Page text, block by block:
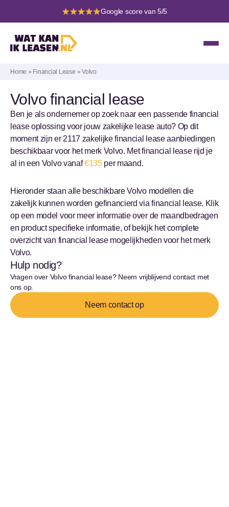
Google score van 5/5
Home » Financial Lease »Volvo
Volvo financial lease
Ben je als ondernemer op zoek naar een passende financial
lease oplossing voor jouw zakelijke lease auto? Op dit
moment zijn er 2117 zakelijke financial lease aanbiedingen
beschikbaar voor het merk Volvo. Met financial lease rijd je
al in een Volvo vanaf€135per maand.
Hieronder staan alle beschikbare Volvo modellen die
zakelijk kunnen worden gefinancierd via financial lease. Klik
op een model voor meer informatie over de maandbedragen
en product specifieke informatie, of bekijk het complete
overzicht van financial lease mogelijkheden voor het merk
Volvo.
Hulp nodig?
Vragen over Volvo financial lease? Neem vrijblijvend contact met
ons op.
Neem contact op